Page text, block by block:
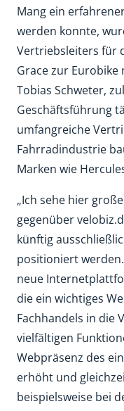
Mang ein
werden konnte,
Vertriebsleiters für
Grace zur
Tobias Schweter,
Geschäftsführung
umfangreiche
Fahrradindustrie
Marken wie
„Ich sehe hier
gegenüber
künftig
positioniert
neue
die ein wichtiges
Fachhandels in die
vielfältigen
Webpräsenz des
erhöht und
beispielsweise bei